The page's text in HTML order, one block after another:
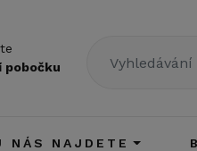
pobočku
NÁS NAJDETE